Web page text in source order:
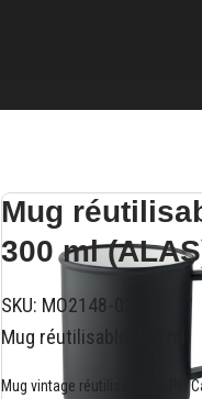
Mug
300 ml
SKU: MO2148-03
Mug réutilisable 300 ml
Mug vintage réutilisable en PP.